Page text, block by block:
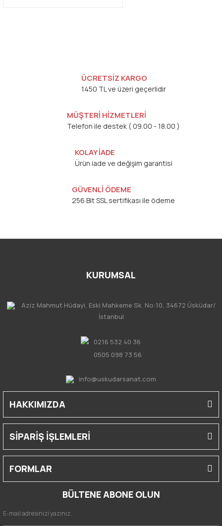
ÜCRETSİZ KARGO
1450 TL ve üzeri geçerlidir
MÜŞTERİ HİZMETLERİ
Telefon ile destek ( 09.00 - 18.00 )
KOLAY İADE
Ürün iade ve değişim garantisi
GÜVENLİ ÖDEME
256 Bit SSL sertifikası ile ödeme
KURUMSAL
Aziz Mahmut Hüdayi, Eski Mahkeme Sk. No:10, 34672 Üsküdar/
İstanbul
0216 532 40 36
0505 098 73 56
info@uskudarsanat.com
HAKKIMIZDA
SİPARİŞ İŞLEMLERİ
FORMLAR
BÜLTENE ABONE OLUN